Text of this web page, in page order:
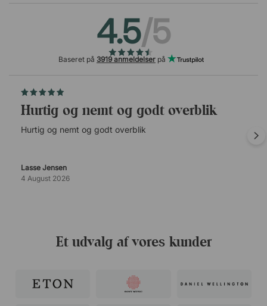
4.5/5
Baseret på 3919 anmeldelserpå
Hurtig og nemt og godt overblik
Hurtig og nemt og godt overblik
Lasse Jensen
4 August 2026
Et udvalg af vores kunder